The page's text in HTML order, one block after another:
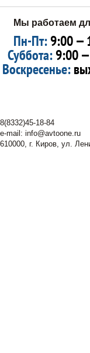
Мы работаем
Пн-Пт:9:00 —
Суббота:9:00
Воскресенье:
8(8332)45-18-84
e-mail: info@avtoone.ru
610000, г. Киров, ул.